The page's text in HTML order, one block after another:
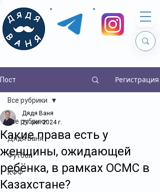
Пост Регистрация
Все рубрики
Дядя Ваня
Футбол
КФФ
Все рубрики
Какие права есть у
женщины, ожидающей
ребёнка, в рамках ОСМС в
Казахстане?
Дядя Ваня
21 окт. 2024 г.